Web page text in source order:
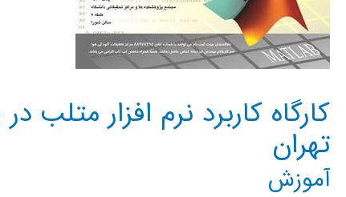
کارگاه کاربرد نرم افزار
تهران
آموزش